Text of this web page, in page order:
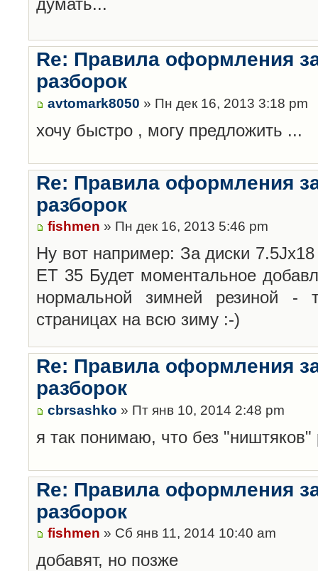
Re: Правила оформления
разборок
avtomark8050 » Пн дек 16, 2013 3:18 pm
хочу быстро , могу предложить ...
Re: Правила оформления
разборок
fishmen » Пн дек 16, 2013 5:46 pm
Ну вот например: За диски
ET 35 Будет моментальное
нормальной зимней резиной
страницах на всю зиму :-)
Re: Правила оформления
разборок
cbrsashko » Пт янв 10, 2014 2:48 pm
я так понимаю, что без "ништяков"
Re: Правила оформления
разборок
fishmen » Сб янв 11, 2014 10:40 am
добавят, но позже